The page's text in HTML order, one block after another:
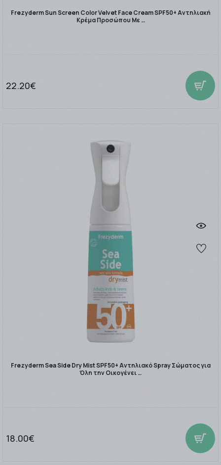
Frezyderm Sun Screen Color Velvet Face Cream SPF50+ Αντηλιακή
Κρέμα Προσώπου Με …
22.20€
Frezyderm Sea Side Dry Mist SPF50+ Αντηλιακό Spray Σώματος για
Όλη την Οικογένει …
18.00€